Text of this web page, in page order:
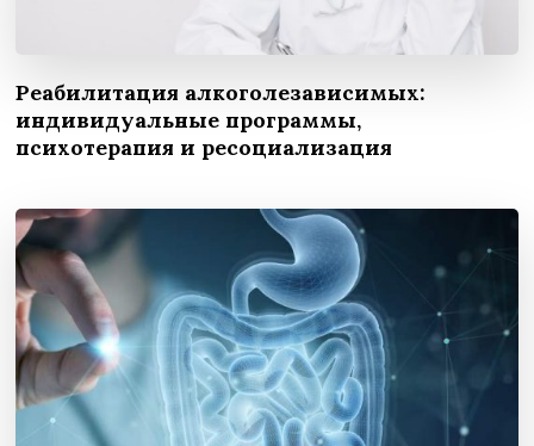
Реабилитация алкоголезависимых:
индивидуальные программы,
психотерапия и ресоциализация